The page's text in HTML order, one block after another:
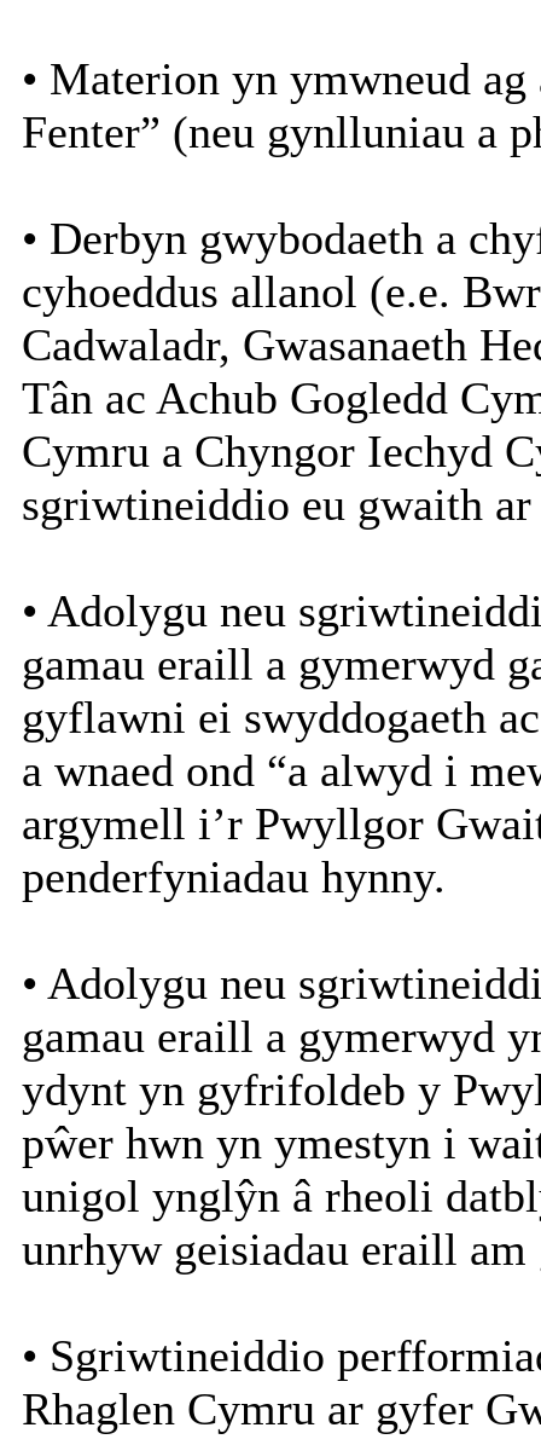
• Materion yn ymwneud
Fenter” (neu gynlluniau a
• Derbyn gwybodaeth a
cyhoeddus allanol (e.e.
Cadwaladr, Gwasanaeth
Tân ac Achub Gogledd
Cymru a Chyngor Iechyd
sgriwtineiddio eu gwaith
• Adolygu neu
gamau eraill a gymerwyd
gyflawni ei swyddogaeth
a wnaed ond “a alwyd i
argymell i’r Pwyllgor
penderfyniadau hynny.
• Adolygu neu
gamau eraill a gymerwyd
ydynt yn gyfrifoldeb y
pŵer hwn yn ymestyn i
unigol ynglŷn â rheoli
unrhyw geisiadau eraill am
• Sgriwtineiddio
Rhaglen Cymru ar gyfer